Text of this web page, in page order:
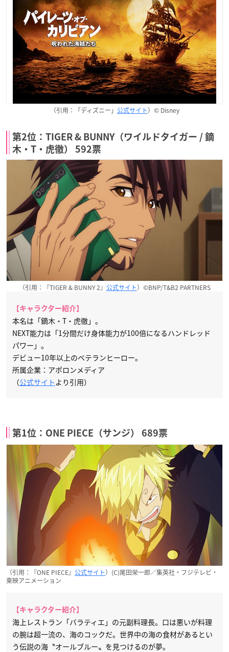
（引用：「ディズニー」 公式サイト）© Disney
第2位：TIGER & BUNNY（ワイルドタイガー / 鏑
木・T・虎徹） 592票
（引用：『TIGER & BUNNY 2』 公式サイト）©BNP/T&B2 PARTNERS
【キャラクター紹介】
本名は「鏑木・T・虎徹」。
NEXT能力は「1分間だけ身体能力が100倍になるハンドレッド
パワー」。
デビュー10年以上のベテランヒーロー。
所属企業：アポロンメディア
（公式サイト より引用）
第1位：ONE PIECE（サンジ） 689票
（引用：『ONE PIECE』 公式サイト）(C)尾田栄一郎／集英社・フジテレビ・
東映アニメーション
【キャラクター紹介】
海上レストラン「バラティエ」の元副料理長。口は悪いが料理
の腕は超一流の、海のコックだ。世界中の海の食材があるとい
う伝説の海〝オールブルー〟を見つけるのが夢。